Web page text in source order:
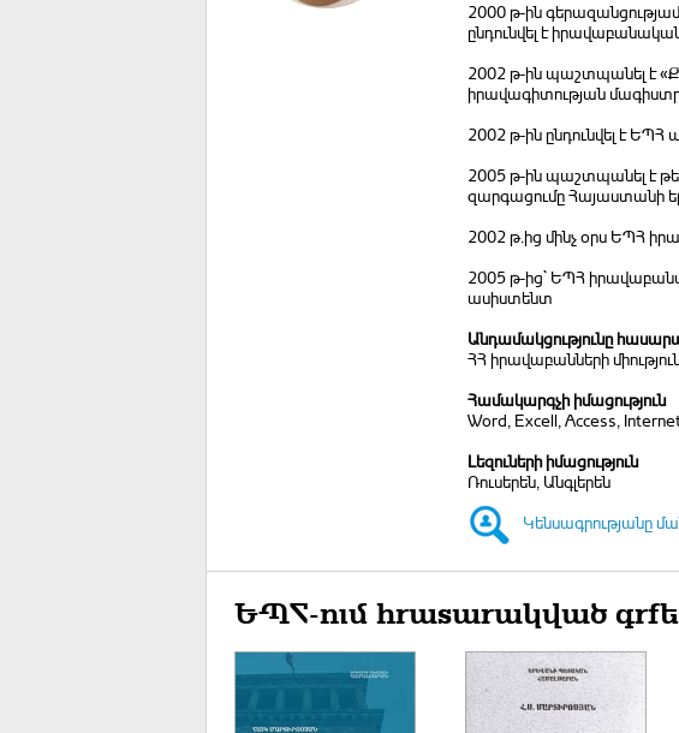
2000 թ-ին
ընդունվել է
2002 թ-ին պաշտպանել է
իրավագիտության
2002 թ-ին ընդունվել է
2005 թ-ին պաշտպանել է
զարգացումը Հայաստանի
2002 թ.ից մինչ օրս ԵՊՀ
2005 թ-ից` ԵՊՀ
ասիստենտ
Անդամակցությունը
ՀՀ իրավաբանների
Համակարգչի իմացություն
Word, Excell, Access,
Լեզուների իմացություն
Ռուսերեն, Անգլերեն
Կենսագրությանը
ԵՊՀ-ում հրատարակված